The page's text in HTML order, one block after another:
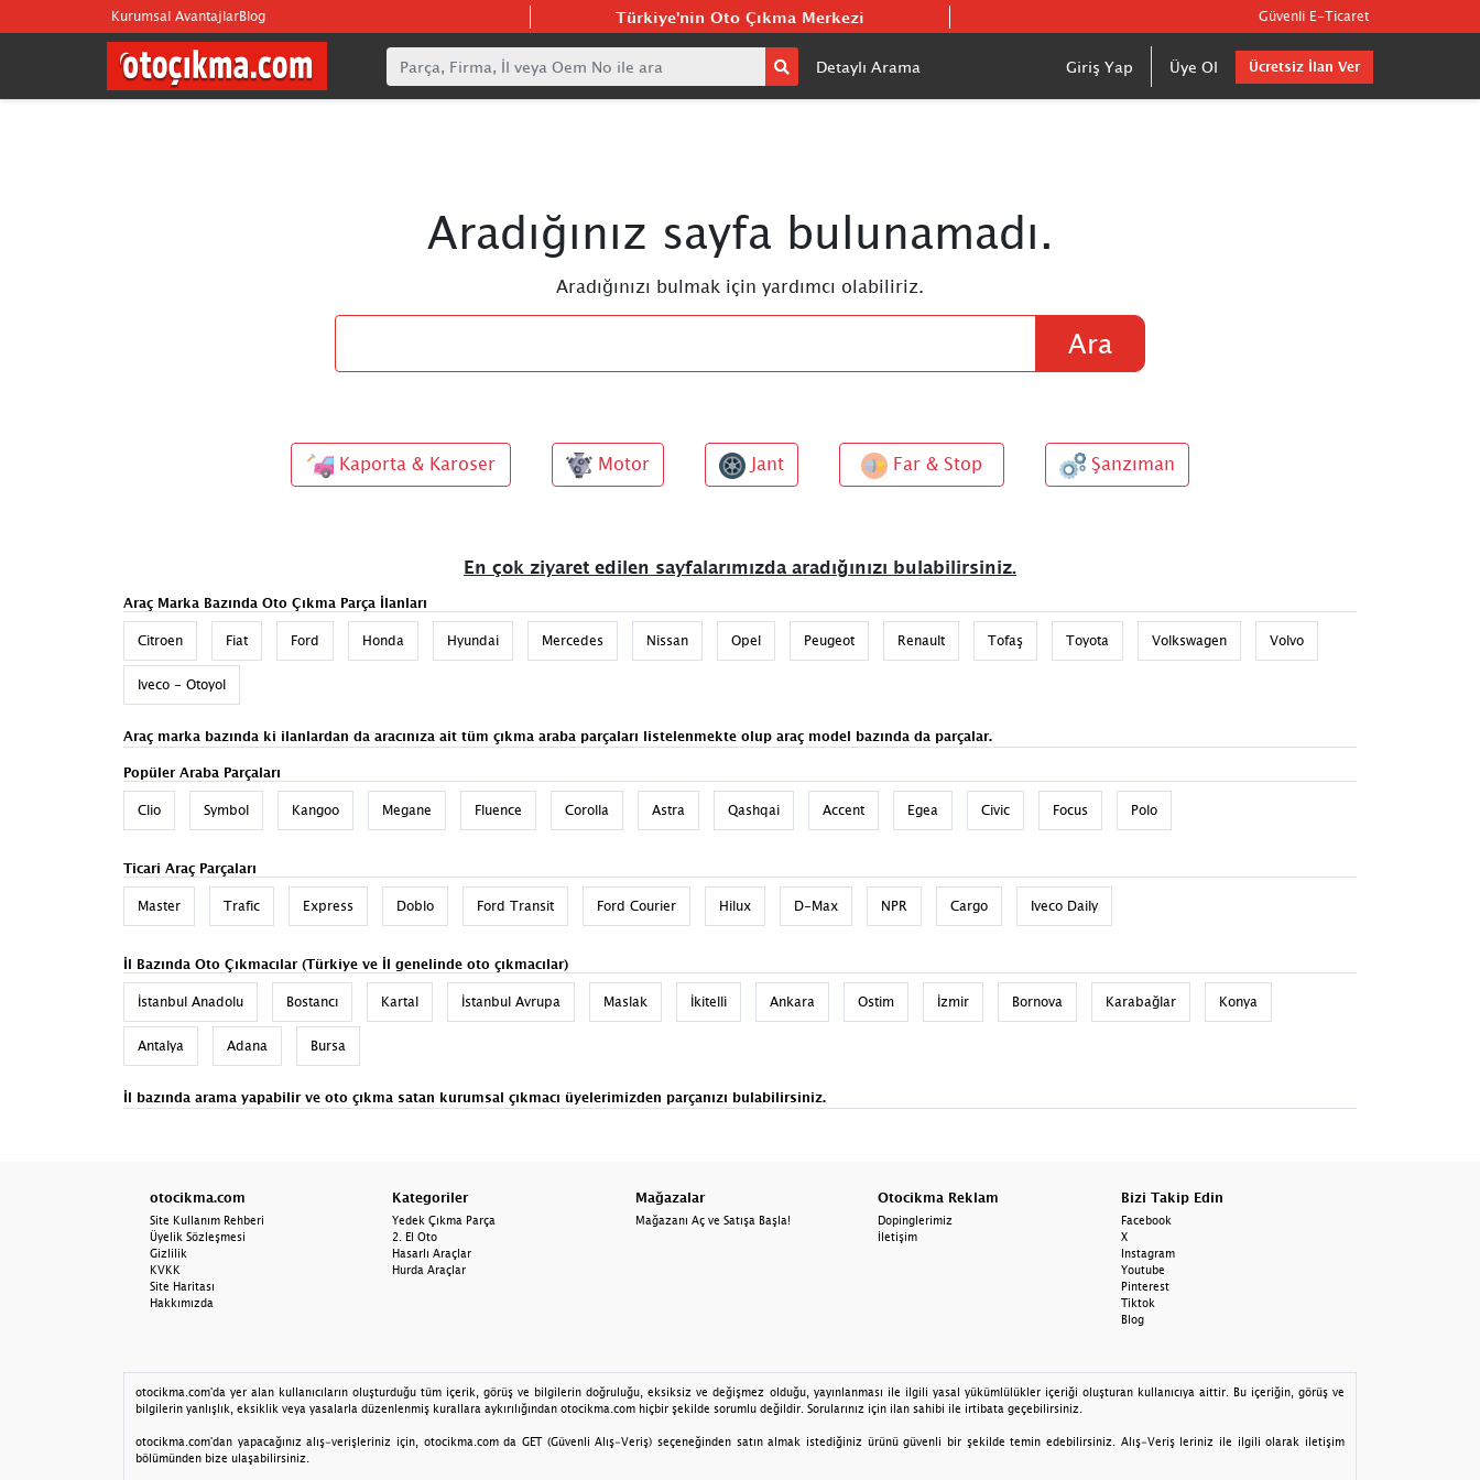
Kurumsal AvantajlarBlog Türkiye'nin Oto Çıkma Merkezi Güvenli E-Ticaret
Detaylı Arama Giriş Yap Üye Ol Ücretsiz İlan Ver
Aradığınız sayfa bulunamadı.
Aradığınızı bulmak için yardımcı olabiliriz.
Ara
Kaporta & Karoser Motor Jant Far & Stop Şanzıman
En çok ziyaret edilen sayfalarımızda aradığınızı bulabilirsiniz.
Araç Marka Bazında Oto Çıkma Parça İlanları
Citroen Fiat Ford Honda Hyundai Mercedes Nissan Opel Peugeot Renault Tofaş Toyota Volkswagen Volvo
Iveco - Otoyol
Araç marka bazında ki ilanlardan da aracınıza ait tüm çıkma araba parçaları listelenmekte olup araç model bazında da parçalar.
Popüler Araba Parçaları
Clio Symbol Kangoo Megane Fluence Corolla Astra Qashqai Accent Egea Civic Focus Polo
Ticari Araç Parçaları
Master Trafic Express Doblo Ford Transit Ford Courier Hilux D-Max NPR Cargo Iveco Daily
İl Bazında Oto Çıkmacılar (Türkiye ve İl genelinde oto çıkmacılar)
İstanbul Anadolu Bostancı Kartal İstanbul Avrupa Maslak İkitelli Ankara Ostim İzmir Bornova Karabağlar Konya
Antalya Adana Bursa
İl bazında arama yapabilir ve oto çıkma satan kurumsal çıkmacı üyelerimizden parçanızı bulabilirsiniz.
otocikma.com
Site Kullanım Rehberi
Üyelik Sözleşmesi
Gizlilik
KVKK
Site Haritası
Hakkımızda
Kategoriler
Yedek Çıkma Parça
2. El Oto
Hasarlı Araçlar
Hurda Araçlar
Mağazalar
Mağazanı Aç ve Satışa Başla!
Otocikma Reklam
Dopinglerimiz
İletişim
Bizi Takip Edin
Facebook
X
Instagram
Youtube
Pinterest
Tiktok
Blog
otocikma.com'da yer alan kullanıcıların oluşturduğu tüm içerik, görüş ve bilgilerin doğruluğu, eksiksiz ve değişmez olduğu, yayınlanması ile ilgili yasal yükümlülükler içeriği oluşturan kullanıcıya aittir. Bu içeriğin, görüş ve
bilgilerin yanlışlık, eksiklik veya yasalarla düzenlenmiş kurallara aykırılığından otocikma.com hiçbir şekilde sorumlu değildir. Sorularınız için ilan sahibi ile irtibata geçebilirsiniz.
otocikma.com'dan yapacağınız alış-verişleriniz için, otocikma.com da GET (Güvenli Alış-Veriş) seçeneğinden satın almak istediğiniz ürünü güvenli bir şekilde temin edebilirsiniz. Alış-Veriş leriniz ile ilgili olarak iletişim
bölümünden bize ulaşabilirsiniz.